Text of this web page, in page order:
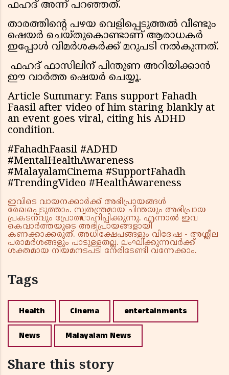
ഫഹദ് അന്ന് പറഞ്ഞത്.
താരത്തിന്റെ പഴയ വെളിപ്പെടുത്തൽ വീണ്ടും
ഷെയർ ചെയ്തുകൊണ്ടാണ് ആരാധകർ
ഇപ്പോൾ വിമർശകർക്ക് മറുപടി നൽകുന്നത്.
ഫഹദ് ഫാസിലിന് പിന്തുണ അറിയിക്കാൻ
ഈ വാർത്ത ഷെയർ ചെയ്യൂ.
Article Summary: Fans support Fahadh
Faasil after video of him staring blankly at
an event goes viral, citing his ADHD
condition.
#FahadhFaasil #ADHD
#MentalHealthAwareness
#MalayalamCinema #SupportFahadh
#TrendingVideo #HealthAwareness
ഇവിടെ വായനക്കാർക്ക് അഭിപ്രായങ്ങൾ
രേഖപ്പെടുത്താം. സ്വതന്ത്രമായ ചിന്തയും അഭിപ്രായ
പ്രകടനവും പ്രോത്സാഹിപ്പിക്കുന്നു. എന്നാൽ ഇവ
കെവാർത്തയുടെ അഭിപ്രായങ്ങളായി
കണക്കാക്കരുത്. അധിക്ഷേപങ്ങളും വിദ്വേഷ - അശ്ലീല
പരാമർശങ്ങളും പാടുള്ളതല്ല. ലംഘിക്കുന്നവർക്ക്
ശക്തമായ നിയമനടപടി നേരിടേണ്ടി വന്നേക്കാം.
Tags
Health Cinema entertainments
News Malayalam News
Share this story